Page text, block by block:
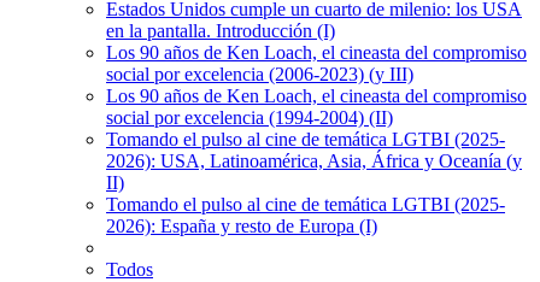
Estados Unidos cumple un cuarto de milenio: los USA
en la pantalla. Introducción (I)
Los 90 años de Ken Loach, el cineasta del compromiso
social por excelencia (2006-2023) (y III)
Los 90 años de Ken Loach, el cineasta del compromiso
social por excelencia (1994-2004) (II)
Tomando el pulso al cine de temática LGTBI (2025-
2026): USA, Latinoamérica, Asia, África y Oceanía (y
II)
Tomando el pulso al cine de temática LGTBI (2025-
2026): España y resto de Europa (I)
Todos